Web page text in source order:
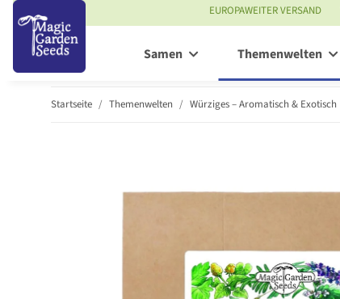
EUROPAWEITER VERSAND
Samen Themenwelten
Startseite Themenwelten Würziges – Aromatisch & Exotisch